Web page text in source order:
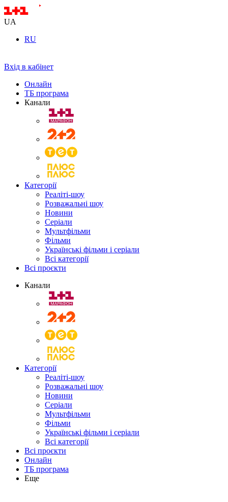
UA
RU
Вхід в кабінет
Онлайн
ТБ програма
Канали
Категорії
Реаліті-шоу
Розважальні шоу
Новини
Серіали
Мультфільми
Фільми
Українські фільми і серіали
Всі категорії
Всі проєкти
Канали
Категорії
Реаліті-шоу
Розважальні шоу
Новини
Серіали
Мультфільми
Фільми
Українські фільми і серіали
Всі категорії
Всі проєкти
Онлайн
ТБ програма
Еще